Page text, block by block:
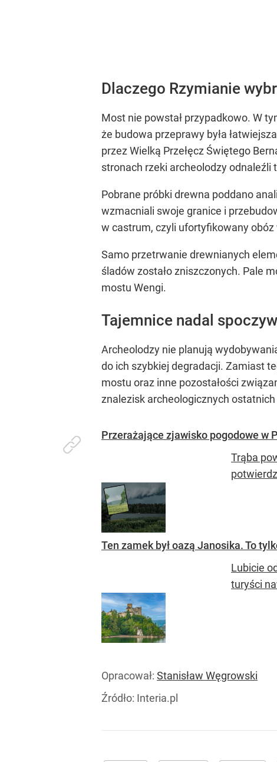
Dlaczego Rzymianie
Most nie powstał przypadkowo. W
że budowa przeprawy była
przez Wielką Przełęcz Świętego
stronach rzeki archeolodzy
Pobrane próbki drewna poddano
wzmacniali swoje granice i
w castrum, czyli ufortyfikowany obóz
Samo przetrwanie drewnianych
śladów zostało zniszczonych. Pale
mostu Wengi.
Tajemnice nadal
Archeolodzy nie planują
do ich szybkiej degradacji. Zamiast
mostu oraz inne pozostałości
znalezisk archeologicznych
Przerażające zjawisko pogodowe w
Trąba
Ten zamek był oazą Janosika. To
Lubicie
turyści
Opracował: Stanisław Węgrowski
Źródło: Interia.pl